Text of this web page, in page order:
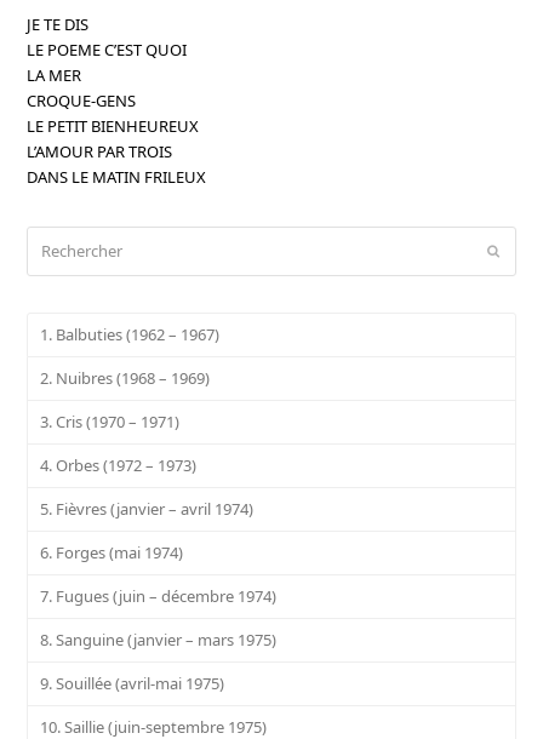
JE TE DIS
LE POEME C’EST QUOI
LA MER
CROQUE-GENS
LE PETIT BIENHEUREUX
L’AMOUR PAR TROIS
DANS LE MATIN FRILEUX
1. Balbuties (1962 – 1967)
2. Nuibres (1968 – 1969)
3. Cris (1970 – 1971)
4. Orbes (1972 – 1973)
5. Fièvres (janvier – avril 1974)
6. Forges (mai 1974)
7. Fugues (juin – décembre 1974)
8. Sanguine (janvier – mars 1975)
9. Souillée (avril-mai 1975)
10. Saillie (juin-septembre 1975)